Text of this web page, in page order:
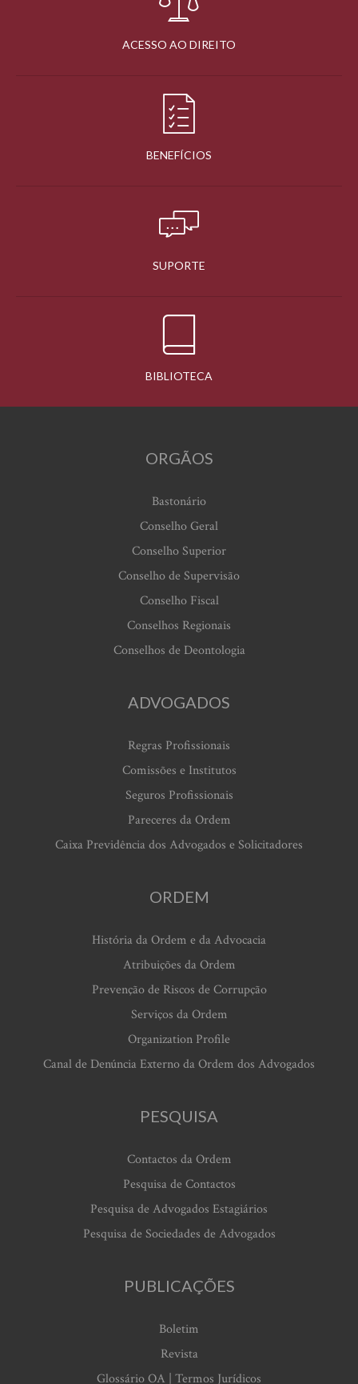
ACESSO AO DIREITO
BENEFÍCIOS
SUPORTE
BIBLIOTECA
ORGÃOS
Bastonário
Conselho Geral
Conselho Superior
Conselho de Supervisão
Conselho Fiscal
Conselhos Regionais
Conselhos de Deontologia
ADVOGADOS
Regras Profissionais
Comissões e Institutos
Seguros Profissionais
Pareceres da Ordem
Caixa Previdência dos Advogados e Solicitadores
ORDEM
História da Ordem e da Advocacia
Atribuições da Ordem
Prevenção de Riscos de Corrupção
Serviços da Ordem
Organization Profile
Canal de Denúncia Externo da Ordem dos Advogados
PESQUISA
Contactos da Ordem
Pesquisa de Contactos
Pesquisa de Advogados Estagiários
Pesquisa de Sociedades de Advogados
PUBLICAÇÕES
Boletim
Revista
Glossário OA | Termos Jurídicos